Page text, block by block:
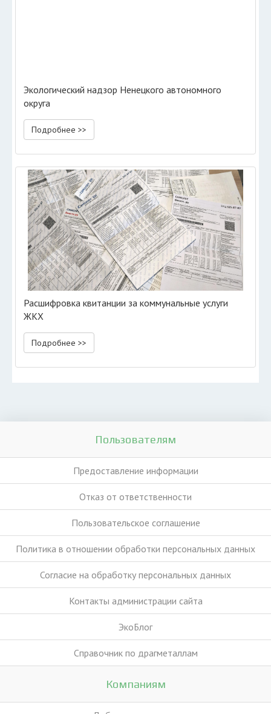
Экологический надзор Ненецкого автономного
округа
Подробнее >>
Расшифровка квитанции за коммунальные услуги
ЖКХ
Подробнее >>
Пользователям
Предоставление информации
Отказ от ответственности
Пользовательское соглашение
Политика в отношении обработки персональных данных
Согласие на обработку персональных данных
Контакты администрации сайта
ЭкоБлог
Справочник по драгметаллам
Компаниям